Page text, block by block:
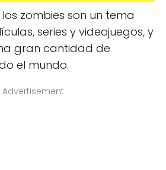
zombies son un tema
series y videojuegos, y
gran cantidad de
el mundo.
Advertisement